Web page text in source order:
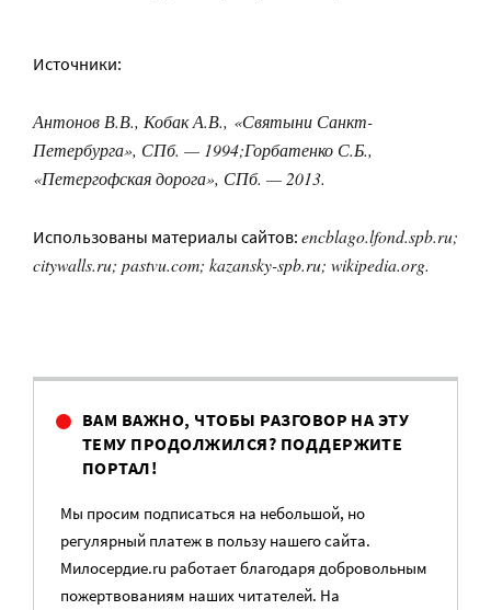
Источники:
Антонов В.В., Кобак А.В., «Святыни Санкт-
Петербурга», СПб. — 1994;Горбатенко С.Б.,
«Петергофская дорога», СПб. — 2013.
Использованы материалы сайтов: encblago.lfond.spb.ru;
citywalls.ru; pastvu.com; kazansky-spb.ru; wikipedia.org.
ВАМ ВАЖНО, ЧТОБЫ РАЗГОВОР НА ЭТУ
ТЕМУ ПРОДОЛЖИЛСЯ? ПОДДЕРЖИТЕ
ПОРТАЛ!
Мы просим подписаться на небольшой, но
регулярный платеж в пользу нашего сайта.
Милосердие.ru работает благодаря добровольным
пожертвованиям наших читателей. На